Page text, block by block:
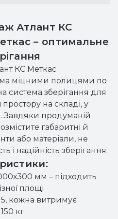
Атлант КС
– оптимальне
КС Меткас
міцними полицями по
система зберігання для
простору на складі, у
Завдяки продуманій
габаритні й
або матеріали, не
і надійність зберігання.
мм – підходить
площі
5, кожна витримує
кг